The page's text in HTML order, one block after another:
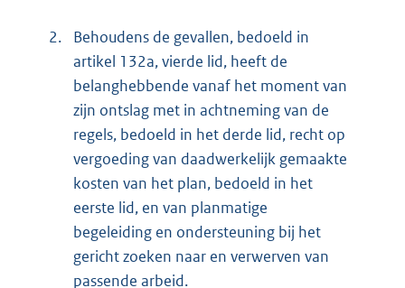
2.
Behoudens de gevallen, bedoeld in
artikel 132a, vierde lid, heeft de
belanghebbende vanaf het moment van
zijn ontslag met in achtneming van de
regels, bedoeld in het derde lid, recht op
vergoeding van daadwerkelijk gemaakte
kosten van het plan, bedoeld in het
eerste lid, en van planmatige
begeleiding en ondersteuning bij het
gericht zoeken naar en verwerven van
passende arbeid.